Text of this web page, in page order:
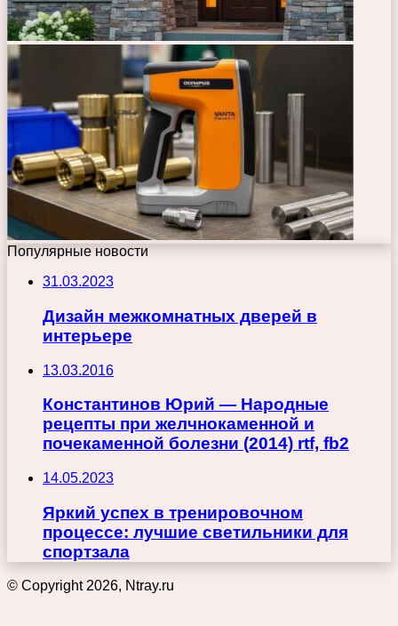
Популярные новости
31.03.2023
Дизайн межкомнатных дверей в
интерьере
13.03.2016
Константинов Юрий — Народные
рецепты при желчнокаменной и
почекаменной болезни (2014) rtf, fb2
14.05.2023
Яркий успех в тренировочном
процессе: лучшие светильники для
спортзала
© Copyright 2026, Ntray.ru